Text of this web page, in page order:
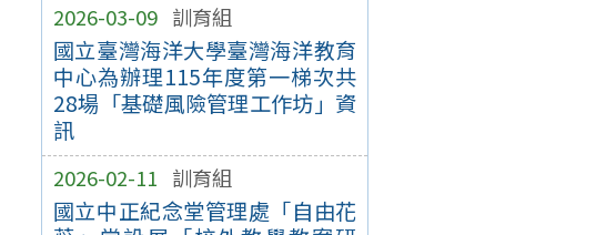
2026-03-09 訓育組
國立臺灣海洋大學臺灣海洋教育
中心為辦理115年度第一梯次共
28場「基礎風險管理工作坊」資
訊
2026-02-11 訓育組
國立中正紀念堂管理處「自由花